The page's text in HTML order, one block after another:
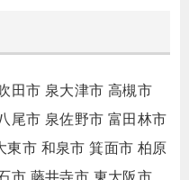
田市 泉大津市 高槻市
尾市 泉佐野市 富田林市
東市 和泉市 箕面市 柏原